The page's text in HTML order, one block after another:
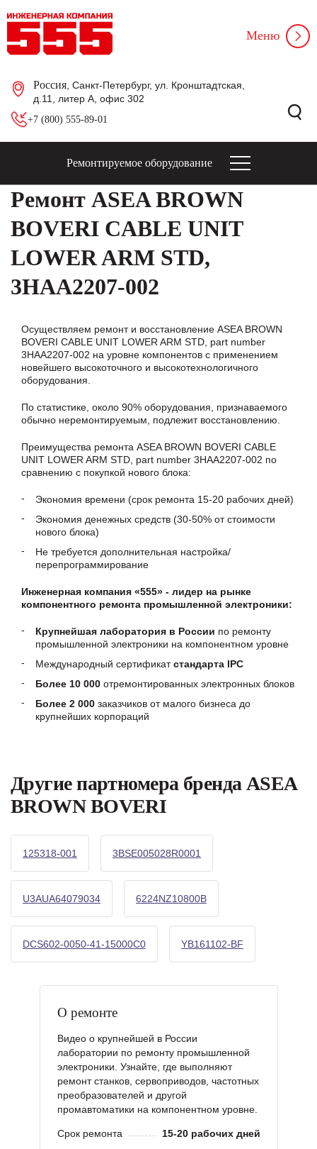
Россия , Санкт-Петербург, ул. Кронштадтская,
д.11, литер А, офис 302
+7 (800) 555-89-01
Меню
Ремонтируемое оборудование
Ремонт ASEA BROWN
BOVERI CABLE UNIT
LOWER ARM STD,
3HAA2207-002
Осуществляем ремонт и восстановление ASEA BROWN
BOVERI CABLE UNIT LOWER ARM STD, part number
3HAA2207-002 на уровне компонентов с применением
новейшего высокоточного и высокотехнологичного
оборудования.
По статистике, около 90% оборудования, признаваемого
обычно неремонтируемым, подлежит восстановлению.
Преимущества ремонта ASEA BROWN BOVERI CABLE
UNIT LOWER ARM STD, part number 3HAA2207-002 по
сравнению с покупкой нового блока:
Экономия времени (срок ремонта 15-20 рабочих дней)
Экономия денежных средств (30-50% от стоимости
нового блока)
Не требуется дополнительная настройка/
перепрограммирование
Инженерная компания «555» - лидер на рынке
компонентного ремонта промышленной электроники:
Крупнейшая лаборатория в России по ремонту
промышленной электроники на компонентном уровне
Международный сертификатстандарта IPC
Более 10 000 отремонтированных электронных блоков
Более 2 000 заказчиков от малого бизнеса до
крупнейших корпораций
Другие партномера бренда ASEA
BROWN BOVERI
125318-001 3BSE005028R0001
U3AUA64079034 6224NZ10800B
DCS602-0050-41-15000C0 YB161102-BF
О ремонте
Видео о крупнейшей в России
лаборатории по ремонту промышленной
электроники. Узнайте, где выполняют
ремонт станков, сервоприводов, частотных
преобразователей и другой
промавтоматики на компонентном уровне.
Срок ремонта 15-20 рабочих дней